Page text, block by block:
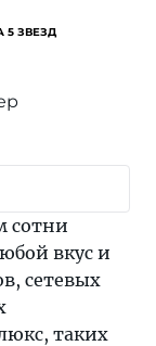
5 ЗВЕЗД
сотни
вкус и
сетевых
таких